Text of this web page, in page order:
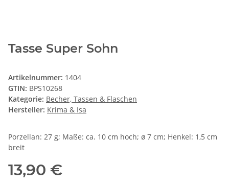
Tasse Super Sohn
Artikelnummer: 1404
GTIN: BPS10268
Kategorie: Becher, Tassen & Flaschen
Hersteller: Krima & Isa
Porzellan: 27 g; Maße: ca. 10 cm hoch; ø 7 cm; Henkel: 1,5 cm
breit
13,90 €